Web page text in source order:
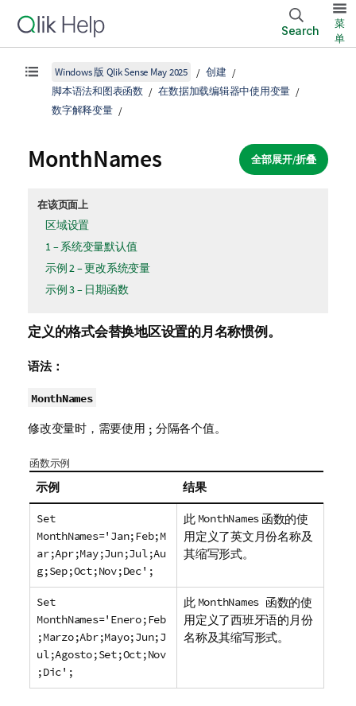
Search
菜
单
Windows 版 Qlik Sense May 2025
创建
脚本语法和图表函数
在数据加载编辑器中使用变量
数字解释变量
全部展开/折叠
MonthNames
在该页面上
区域设置
1 – 系统变量默认值
示例 2 – 更改系统变量
示例 3 – 日期函数
定义的格式会替换地区设置的月名称惯例。
语法：
MonthNames
修改变量时，需要使用 ; 分隔各个值。
函数示例
示例 结果
Set
MonthNames='Jan;Feb;M
ar;Apr;May;Jun;Jul;Au
g;Sep;Oct;Nov;Dec';
此 MonthNames 函数的使
用定义了英文月份名称及
其缩写形式。
Set
MonthNames='Enero;Feb
;Marzo;Abr;Mayo;Jun;J
ul;Agosto;Set;Oct;Nov
;Dic';
此 MonthNames 函数的使
用定义了西班牙语的月份
名称及其缩写形式。